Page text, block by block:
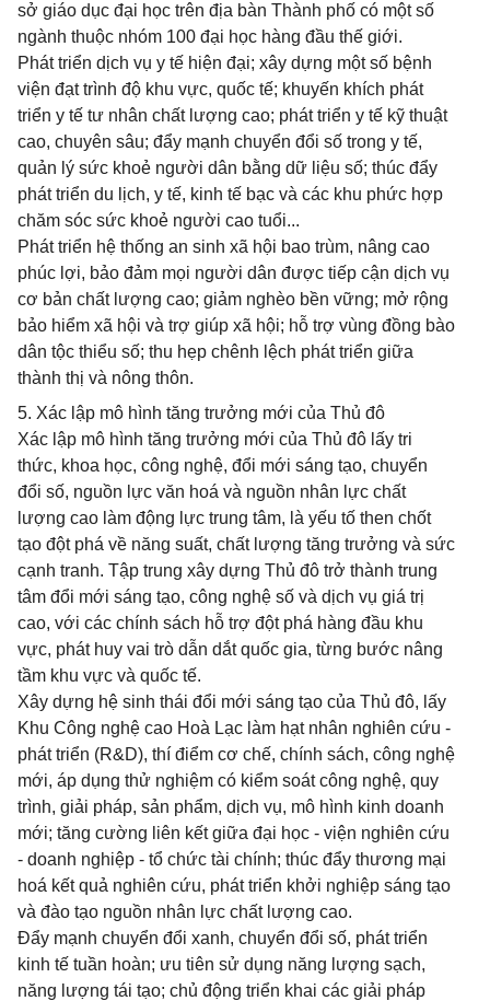
sở giáo dục đại học trên địa bàn Thành phố có một số
ngành thuộc nhóm 100 đại học hàng đầu thế giới.
Phát triển dịch vụ y tế hiện đại; xây dựng một số bệnh
viện đạt trình độ khu vực, quốc tế; khuyến khích phát
triển y tế tư nhân chất lượng cao; phát triển y tế kỹ thuật
cao, chuyên sâu; đẩy mạnh chuyển đổi số trong y tế,
quản lý sức khoẻ người dân bằng dữ liệu số; thúc đẩy
phát triển du lịch, y tế, kinh tế bạc và các khu phức hợp
chăm sóc sức khoẻ người cao tuổi...
Phát triển hệ thống an sinh xã hội bao trùm, nâng cao
phúc lợi, bảo đảm mọi người dân được tiếp cận dịch vụ
cơ bản chất lượng cao; giảm nghèo bền vững; mở rộng
bảo hiểm xã hội và trợ giúp xã hội; hỗ trợ vùng đồng bào
dân tộc thiểu số; thu hẹp chênh lệch phát triển giữa
thành thị và nông thôn.
5. Xác lập mô hình tăng trưởng mới của Thủ đô
Xác lập mô hình tăng trưởng mới của Thủ đô lấy tri
thức, khoa học, công nghệ, đổi mới sáng tạo, chuyển
đổi số, nguồn lực văn hoá và nguồn nhân lực chất
lượng cao làm động lực trung tâm, là yếu tố then chốt
tạo đột phá về năng suất, chất lượng tăng trưởng và sức
cạnh tranh. Tập trung xây dựng Thủ đô trở thành trung
tâm đổi mới sáng tạo, công nghệ số và dịch vụ giá trị
cao, với các chính sách hỗ trợ đột phá hàng đầu khu
vực, phát huy vai trò dẫn dắt quốc gia, từng bước nâng
tầm khu vực và quốc tế.
Xây dựng hệ sinh thái đổi mới sáng tạo của Thủ đô, lấy
Khu Công nghệ cao Hoà Lạc làm hạt nhân nghiên cứu -
phát triển (R&D), thí điểm cơ chế, chính sách, công nghệ
mới, áp dụng thử nghiệm có kiểm soát công nghệ, quy
trình, giải pháp, sản phẩm, dịch vụ, mô hình kinh doanh
mới; tăng cường liên kết giữa đại học - viện nghiên cứu
- doanh nghiệp - tổ chức tài chính; thúc đẩy thương mại
hoá kết quả nghiên cứu, phát triển khởi nghiệp sáng tạo
và đào tạo nguồn nhân lực chất lượng cao.
Đẩy mạnh chuyển đổi xanh, chuyển đổi số, phát triển
kinh tế tuần hoàn; ưu tiên sử dụng năng lượng sạch,
năng lượng tái tạo; chủ động triển khai các giải pháp